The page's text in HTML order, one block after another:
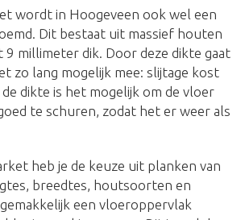
wordt in Hoogeveen ook wel een
Dit bestaat uit massief houten
9 millimeter dik. Door deze dikte gaat
zo lang mogelijk mee: slijtage kost
dikte is het mogelijk om de vloer
te schuren, zodat het er weer als
heb je de keuze uit planken van
breedtes, houtsoorten en
een vloeroppervlak